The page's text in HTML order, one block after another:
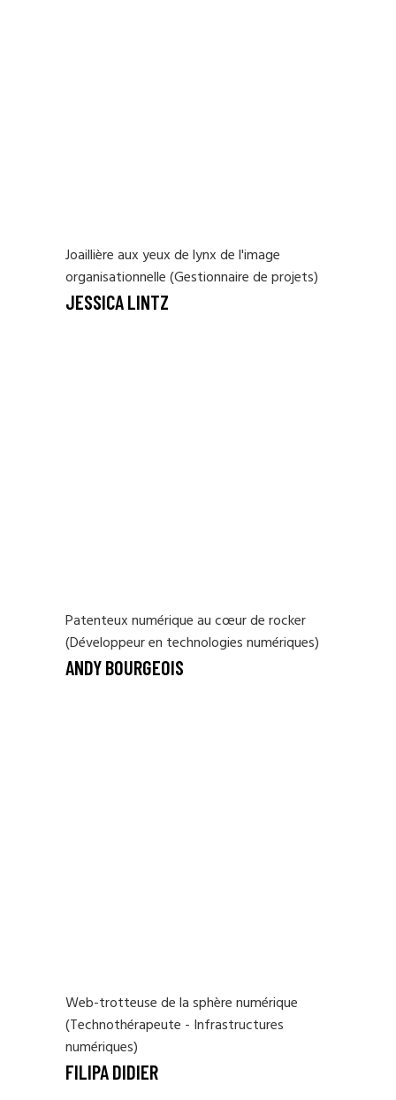
Joaillière aux yeux de lynx de l'image
organisationnelle (Gestionnaire de projets)
JESSICA LINTZ
Patenteux numérique au cœur de rocker
(Développeur en technologies numériques)
ANDY BOURGEOIS
Web-trotteuse de la sphère numérique
(Technothérapeute - Infrastructures
numériques)
FILIPA DIDIER